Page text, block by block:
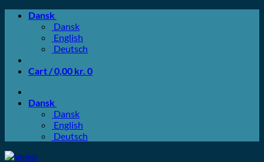
FortsætDansk
Dansk
English
Deutsch
Cart /0,00 kr. 0
Dansk
Dansk
English
Deutsch